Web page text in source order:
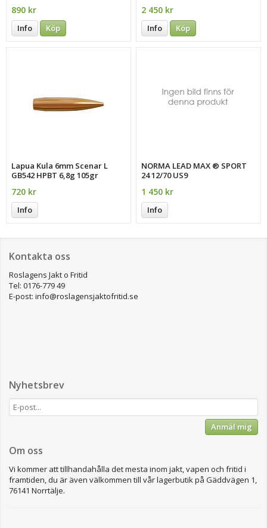
890 kr
Info Köp
2 450 kr
Info Köp
Lapua Kula 6mm Scenar L
GB542 HPBT 6,8g 105gr
720 kr
Info
NORMA LEAD MAX ® SPORT
24 12/70 US9
1 450 kr
Info
Kontakta oss
Roslagens Jakt o Fritid
Tel: 0176-779 49
E-post: info@roslagensjaktofritid.se
Nyhetsbrev
Anmäl mig
Om oss
Vi kommer att tillhandahålla det mesta inom jakt, vapen och fritid i
framtiden, du är även välkommen till vår lagerbutik på Gäddvägen 1,
76141 Norrtälje.